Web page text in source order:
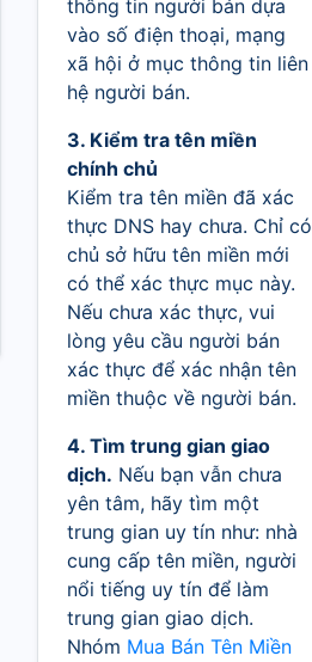
thông tin người bán dựa
vào số điện thoại, mạng
xã hội ở mục thông tin liên
hệ người bán.
3. Kiểm tra tên miền
chính chủ
Kiểm tra tên miền đã xác
thực DNS hay chưa. Chỉ có
chủ sở hữu tên miền mới
có thể xác thực mục này.
Nếu chưa xác thực, vui
lòng yêu cầu người bán
xác thực để xác nhận tên
miền thuộc về người bán.
4. Tìm trung gian giao
dịch. Nếu bạn vẫn chưa
yên tâm, hãy tìm một
trung gian uy tín như: nhà
cung cấp tên miền, người
nổi tiếng uy tín để làm
trung gian giao dịch.
Nhóm Mua Bán Tên Miền